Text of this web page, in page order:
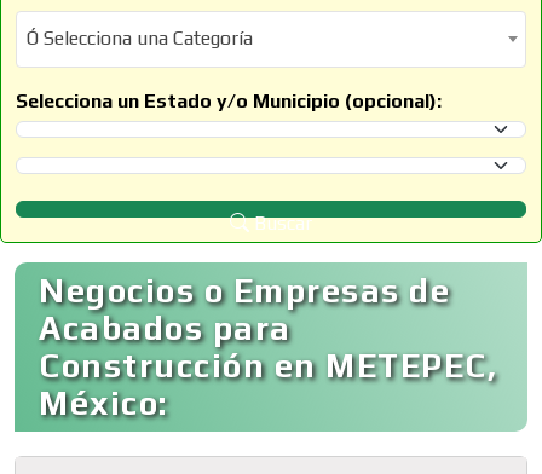
Ó Selecciona una Categoría
Ó Selecciona una Categoría
Selecciona un Estado y/o Municipio (opcional):
Selecciona un Estado
Selecciona un Municipio
Buscar
Negocios o Empresas de
Acabados para
Construcción en METEPEC,
México: